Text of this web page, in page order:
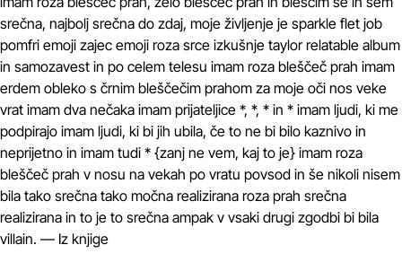
srečna, najbolj srečna do zdaj, moje življenje je sparkle flet job
pomfri emoji zajec emoji roza srce izkušnje taylor relatable album
in samozavest in po celem telesu imam roza bleščeč prah imam
erdem obleko s črnim bleščečim prahom za moje oči nos veke
vrat imam dva nečaka imam prijateljice *, *, * in * imam ljudi, ki me
podpirajo imam ljudi, ki bi jih ubila, če to ne bi bilo kaznivo in
neprijetno in imam tudi * {zanj ne vem, kaj to je} imam roza
bleščeč prah v nosu na vekah po vratu povsod in še nikoli nisem
bila tako srečna tako močna realizirana roza prah srečna
realizirana in to je to srečna ampak v vsaki drugi zgodbi bi bila
villain. — Iz knjige